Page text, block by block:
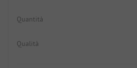
Quantità
Qualità